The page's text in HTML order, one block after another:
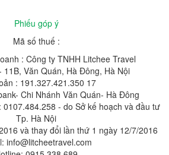
Phiếu góp ý
Mã số thuế :
: Công ty TNHH Litchee Travel
Văn Quán, Hà Đông, Hà Nội
: 191.327.421.350 17
Chi Nhánh Văn Quán- Hà Đông
- do Sở kế hoạch và đầu tư
Tp. Hà Nội
và thay đổi lần thứ 1 ngày 12/7/2016
info@litcheetravel.com